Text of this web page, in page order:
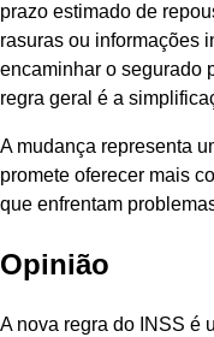
prazo estimado de
rasuras ou informações
encaminhar o segurado
regra geral é a
A mudança representa
promete oferecer mais
que enfrentam
Opinião
A nova regra do INSS é